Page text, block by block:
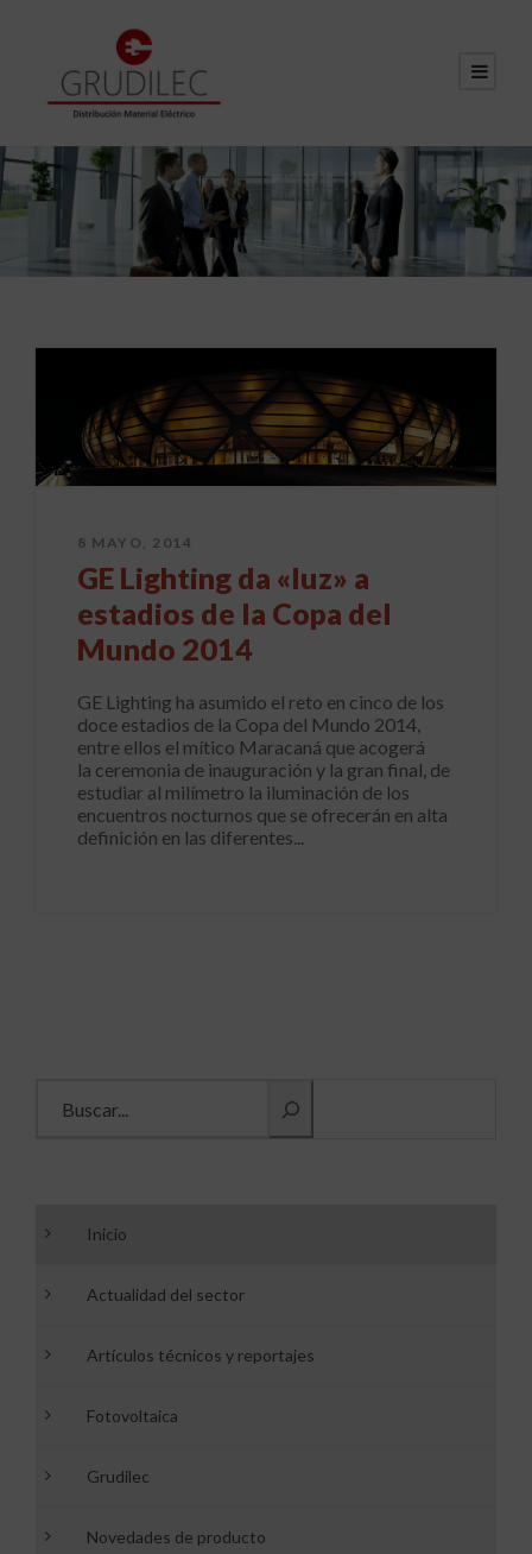
8 MAYO, 2014
GE Lighting da «luz» a
estadios de la Copa del
Mundo 2014
GE Lighting ha asumido el reto en cinco de los
doce estadios de la Copa del Mundo 2014,
entre ellos el mítico Maracaná que acogerá
la ceremonia de inauguración y la gran final, de
estudiar al milímetro la iluminación de los
encuentros nocturnos que se ofrecerán en alta
definición en las diferentes...
Inicio
Actualidad del sector
Artículos técnicos y reportajes
Fotovoltaica
Grudilec
Novedades de producto